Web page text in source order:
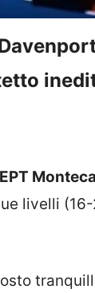
EPT
livelli